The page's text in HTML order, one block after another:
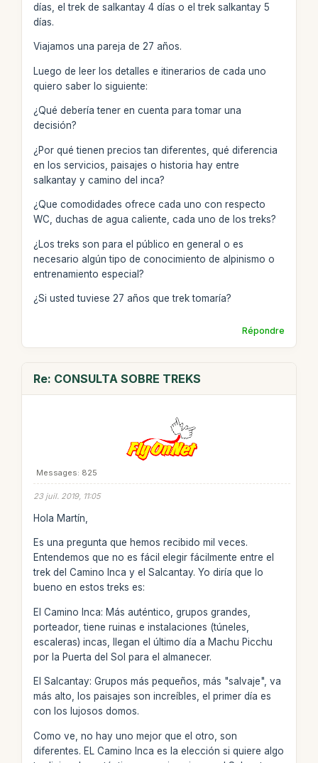
días, el trek de salkantay 4 días o el trek salkantay 5
días.
Viajamos una pareja de 27 años.
Luego de leer los detalles e itinerarios de cada uno
quiero saber lo siguiente:
¿Qué debería tener en cuenta para tomar una
decisión?
¿Por qué tienen precios tan diferentes, qué diferencia
en los servicios, paisajes o historia hay entre
salkantay y camino del inca?
¿Que comodidades ofrece cada uno con respecto
WC, duchas de agua caliente, cada uno de los treks?
¿Los treks son para el público en general o es
necesario algún tipo de conocimiento de alpinismo o
entrenamiento especial?
¿Si usted tuviese 27 años que trek tomaría?
Répondre
Re: CONSULTA SOBRE TREKS
Messages: 825
23 juil. 2019, 11:05
Hola Martín,
Es una pregunta que hemos recibido mil veces.
Entendemos que no es fácil elegir fácilmente entre el
trek del Camino Inca y el Salcantay. Yo diría que lo
bueno en estos treks es:
El Camino Inca: Más auténtico, grupos grandes,
porteador, tiene ruinas e instalaciones (túneles,
escaleras) incas, llegan el último día a Machu Picchu
por la Puerta del Sol para el almanecer.
El Salcantay: Grupos más pequeños, más "salvaje", va
más alto, los paisajes son increíbles, el primer día es
con los lujosos domos.
Como ve, no hay uno mejor que el otro, son
diferentes. EL Camino Inca es la elección si quiere algo